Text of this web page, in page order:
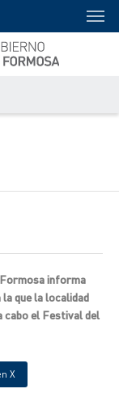
informa
que la localidad
cabo el Festival del
X